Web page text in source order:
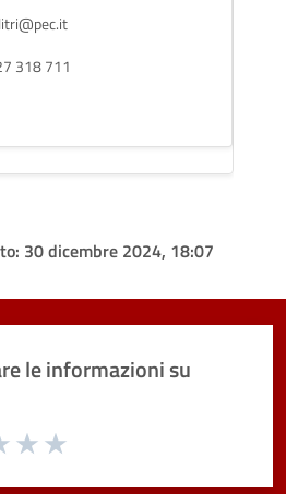
318 711
30 dicembre 2024, 18:07
le informazioni su